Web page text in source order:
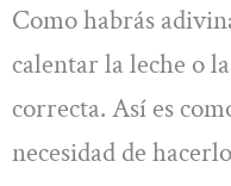
Como habrás
calentar la leche o
correcta. Así es
necesidad de